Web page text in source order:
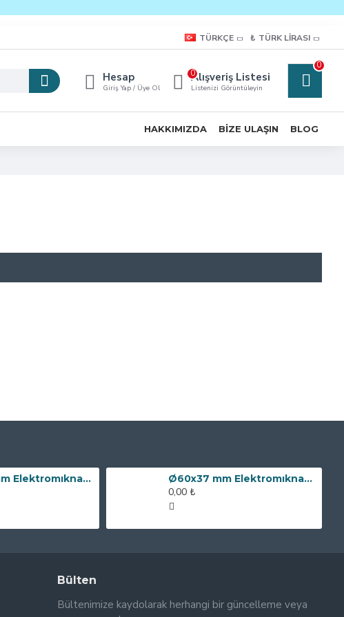
TÜRKÇE ₺ TÜRK LIRASI
Hesap
Giriş Yap / Üye Ol
Alışveriş Listesi
Listenizi Görüntüleyin
0
0
HAKKIMIZDA BIZE ULAŞIN BLOG
Ø80x60 mm Elektromıknatıs - 240 kg Çekim Gücü Ø60x37 mm Elektromıknatıs - 100 kg Çekim Gücü
0,00 ₺
Bülten
Bültenimize kaydolarak herhangi bir güncelleme veya